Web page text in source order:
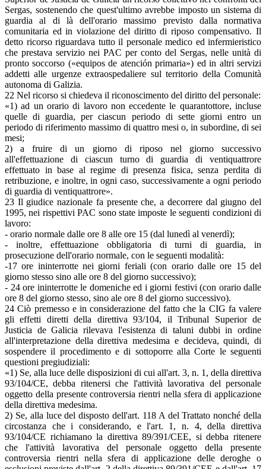
Sergas, sostenendo che quest'ultimo avrebbe imposto un sistema di
guardia al di là dell'orario massimo previsto dalla normativa
comunitaria ed in violazione del diritto di riposo compensativo. Il
detto ricorso riguardava tutto il personale medico ed infermieristico
che prestava servizio nei PAC per conto del Sergas, nelle unità di
pronto soccorso («equipos de atención primaria») ed in altri servizi
addetti alle urgenze extraospedaliere sul territorio della Comunità
autonoma di Galizia.
22 Nel ricorso si chiedeva il riconoscimento del diritto del personale:
«1) ad un orario di lavoro non eccedente le quarantottore, incluse
quelle di guardia, per ciascun periodo di sette giorni entro un
periodo di riferimento massimo di quattro mesi o, in subordine, di sei
mesi;
2) a fruire di un giorno di riposo nel giorno successivo
all'effettuazione di ciascun turno di guardia di ventiquattrore
effettuato in base al regime di presenza fisica, senza perdita di
retribuzione, e inoltre, in ogni caso, successivamente a ogni periodo
di guardia di ventiquattrore».
23 Il giudice nazionale fa presente che, a decorrere dal giugno del
1995, nei rispettivi PAC sono state imposte le seguenti condizioni di
lavoro:
- orario normale dalle ore 8 alle ore 15 (dal lunedì al venerdì);
- inoltre, effettuazione obbligatoria di turni di guardia, in
prosecuzione dell'orario normale, con le seguenti modalità:
-17 ore ininterrotte nei giorni feriali (con orario dalle ore 15 del
giorno stesso sino alle ore 8 del giorno successivo);
- 24 ore ininterrotte le domeniche ed i giorni festivi (con orario dalle
ore 8 del giorno stesso, sino ale ore 8 del giorno successivo).
24 Ciò premesso e in considerazione del fatto che la CIG fa valere
gli effetti diretti della direttiva 93/104, il Tribunal Superior de
Justicia de Galicia rilevava l'esistenza di taluni dubbi in ordine
all'interpretazione della direttiva medesima e decideva, quindi, di
sospendere il procedimento e di sottoporre alla Corte le seguenti
questioni pregiudiziali:
«1) Se, alla luce delle disposizioni di cui all'art. 3, n. 1, della direttiva
93/104/CE, debba ritenersi che l'attività lavorativa del personale
oggetto della presente controversia rientri nella sfera di applicazione
della direttiva medesima.
2) Se, alla luce del disposto dell'art. 118 A del Trattato nonché della
circostanza che i considerando, e l'art. 1, n. 4, della direttiva
93/104/CE richiamano la direttiva 89/391/CEE, si debba ritenere
che l'attività lavorativa del personale oggetto della presente
controversia rientri nella sfera di applicazione delle deroghe o